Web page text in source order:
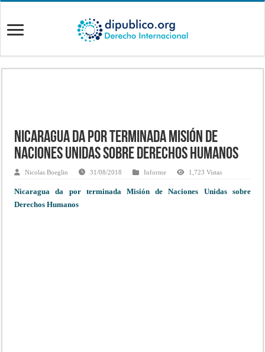
Nicaragua da por terminada Misión de
Naciones Unidas sobre Derechos Humanos
Nicolas Boeglin 31/08/2018 Informe 1,723 Vistas
Nicaragua da por terminada Misión de Naciones Unidas sobre
Derechos Humanos